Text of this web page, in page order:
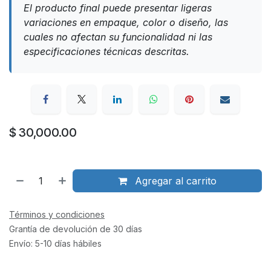
El producto final puede presentar ligeras
variaciones en empaque, color o diseño, las
cuales no afectan su funcionalidad ni las
especificaciones técnicas descritas.
$ 30,000.00
Agregar al carrito
Términos y condiciones
Grantía de devolución de 30 días
Envío: 5-10 días hábiles